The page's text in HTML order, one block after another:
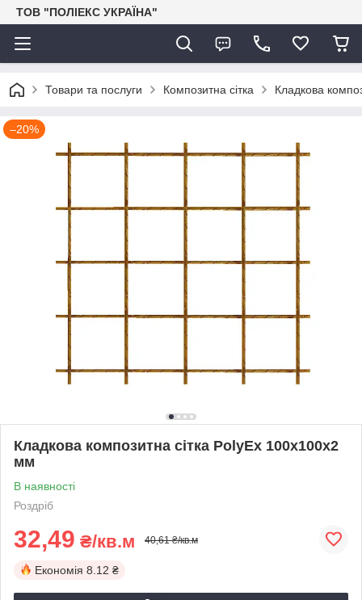
ТОВ "ПОЛІЕКС УКРАЇНА"
Товари та послуги Композитна сітка Кладкова
–20%
Кладкова композитна сітка PolyEx 100х100х2
мм
В наявності
Роздріб
32,49 ₴/кв.м 40,61 ₴/кв.м
Економія 8.12 ₴